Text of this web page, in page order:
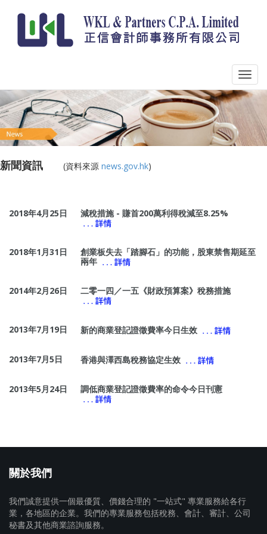
新聞資訊 (資料來源 news.gov.hk)
2018年4月25日 減稅措施 - 賺首200萬利得稅減至8.25%
2018年1月31日
創業板失去「踏腳石」的功能，股東禁售期延至
兩年
2014年2月26日 二零一四／一五《財政預算案》稅務措施
2013年7月19日 新的商業登記證徵費率今日生效
2013年7月5日 香港與澤西島稅務協定生效
2013年5月24日 調低商業登記證徵費率的命令今日刊憲
關於我們
我們誠意提供一個最優質、價錢合理的 "一站式" 專業服務給各行
業，各地區的企業。我們的專業服務包括稅務、會計、審計、公司
秘書及其他商業諮詢服務。